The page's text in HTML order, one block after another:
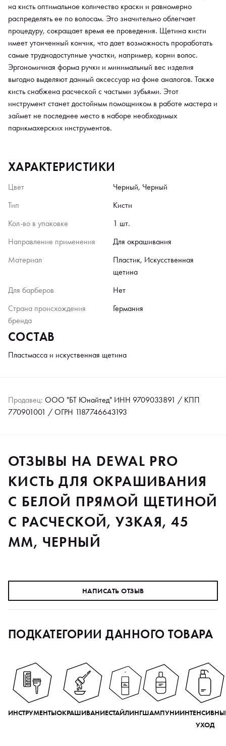
на кисть оптимальное количество краски и равномерно
распределять ее по волосам. Это значительно облегчает
процедуру, сокращает время ее проведения. Щетина кисти
имеет утонченный кончик, что дает возможность проработать
самые труднодоступные участки, например, корни волос.
Эргономичная форма ручки и минимальный вес изделия
выгодно выделяют данный аксессуар на фоне аналогов. Также
кисть снабжена расческой с частыми зубьями. Этот
инструмент станет достойным помощником в работе мастера и
займет не последнее место в наборе необходимых
парикмахерских инструментов.
ХАРАКТЕРИСТИКИ
Цвет
Черный, Черный
Тип
Кисти
Кол-во в упаковке
1 шт.
Направление применения
Для окрашивания
Материал
Пластик, Искусственная
щетина
Для барберов
Нет
Страна происхождения
бренда
Германия
СОСТАВ
Пластмасса и искуственная щетина
Продавец: ООО "БТ Юнайтед" ИНН 9709033891 / КПП
770901001 / ОГРН 1187746643193
ОТЗЫВЫ НА DEWAL PRO
КИСТЬ ДЛЯ ОКРАШИВАНИЯ
С БЕЛОЙ ПРЯМОЙ ЩЕТИНОЙ
С РАСЧЕСКОЙ, УЗКАЯ, 45
ММ, ЧЕРНЫЙ
НАПИСАТЬ ОТЗЫВ
ПОДКАТЕГОРИИ ДАННОГО ТОВАРА
ИНСТРУМЕНТЫОКРАШИВАНИЕСТАЙЛИНГШАМПУНИ
УХОД